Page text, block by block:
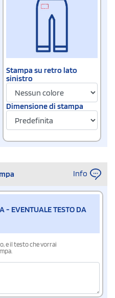
Stampa su retro lato
sinistro
Dimensione di stampa
Info
- EVENTUALE TESTO DA
e il testo che vorrai